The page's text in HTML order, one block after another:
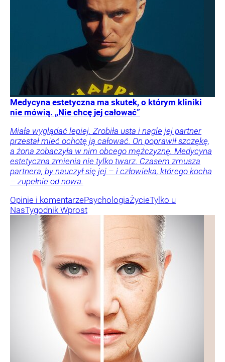
Medycyna estetyczna ma skutek, o którym kliniki
nie mówią. „Nie chcę jej całować”
Miała wyglądać lepiej. Zrobiła usta i nagle jej partner
przestał mieć ochotę ją całować. On poprawił szczękę,
a żona zobaczyła w nim obcego mężczyznę. Medycyna
estetyczna zmienia nie tylko twarz. Czasem zmusza
partnera, by nauczył się jej – i człowieka, którego kocha
– zupełnie od nowa.
Opinie i komentarzePsychologiaŻycieTylko u
NasTygodnik Wprost